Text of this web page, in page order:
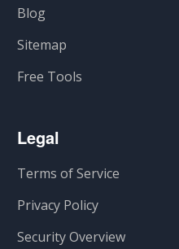
Blog
Sitemap
Free Tools
Legal
Terms of Service
Privacy Policy
Security Overview